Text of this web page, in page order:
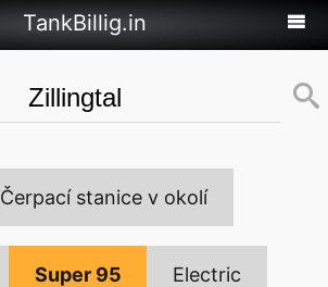
TankBillig.in
Čerpací stanice v okolí
Super 95 Electric